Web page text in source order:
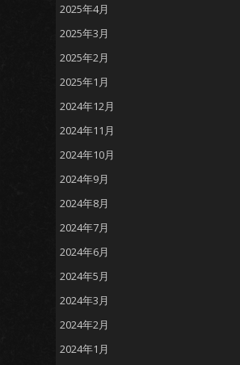
2025年4月
2025年3月
2025年2月
2025年1月
2024年12月
2024年11月
2024年10月
2024年9月
2024年8月
2024年7月
2024年6月
2024年5月
2024年3月
2024年2月
2024年1月